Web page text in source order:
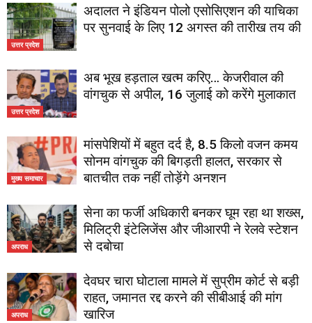
उत्तर प्रदेश
अदालत ने इंडियन पोलो एसोसिएशन की याचिका
पर सुनवाई के लिए 12 अगस्त की तारीख तय की
उत्तर प्रदेश
अब भूख हड़ताल खत्म करिए… केजरीवाल की
वांगचुक से अपील, 16 जुलाई को करेंगे मुलाकात
मुख्य समाचार
मांसपेशियों में बहुत दर्द है, 8.5 किलो वजन कमय
सोनम वांगचुक की बिगड़ती हालत, सरकार से
बातचीत तक नहीं तोड़ेंगे अनशन
अपराध
सेना का फर्जी अधिकारी बनकर घूम रहा था शख्स,
मिलिट्री इंटेलिजेंस और जीआरपी ने रेलवे स्टेशन
से दबोचा
अपराध
देवघर चारा घोटाला मामले में सुप्रीम कोर्ट से बड़ी
राहत, जमानत रद्द करने की सीबीआई की मांग
खारिज